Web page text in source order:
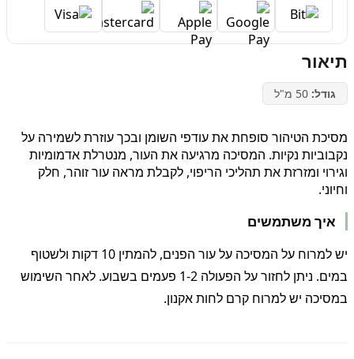
תיאור
גודל:
מסיכת הטיהור סופחת את עודפי השומן ובכך עוזרת לשמירה על
נקבוביות נקיות. המסיכה מרגיעה את העור, מנטרלת אדמומיות
וגירוי ומזרזת את תהליכי הריפוי, לקבלת מראה עור זוהר, חלק
וחיוני.
איך משתמשים
יש למרוח על המסיכה על עור הפנים, להמתין 10 דקות ולשטוף
במים. ניתן לחזור על הפעולה 1-2 פעמים בשבוע. לאחר השימוש
במסיכה יש למרוח קרם לחות אקנון.